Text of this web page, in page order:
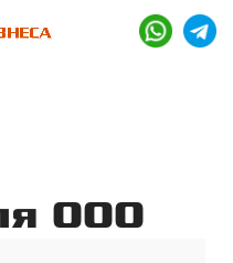
ООО